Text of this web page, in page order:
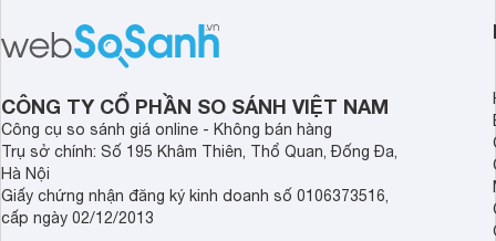
công nghệ bảo quản hiện đại, đáp ứng
tốt nhu cầu lưu trữ thực phẩm của gia
mức giá bán dễ
nhiều khách hàng
CÔNG TY CỔ PHẦN SO SÁNH VIỆT NAM
Công cụ so sánh giá online - Không bán hàng
Trụ sở chính: Số 195 Khâm Thiên, Thổ Quan, Đống Đa,
Hà Nội
Giấy chứng nhận đăng ký kinh doanh số 0106373516,
cấp ngày 02/12/2013